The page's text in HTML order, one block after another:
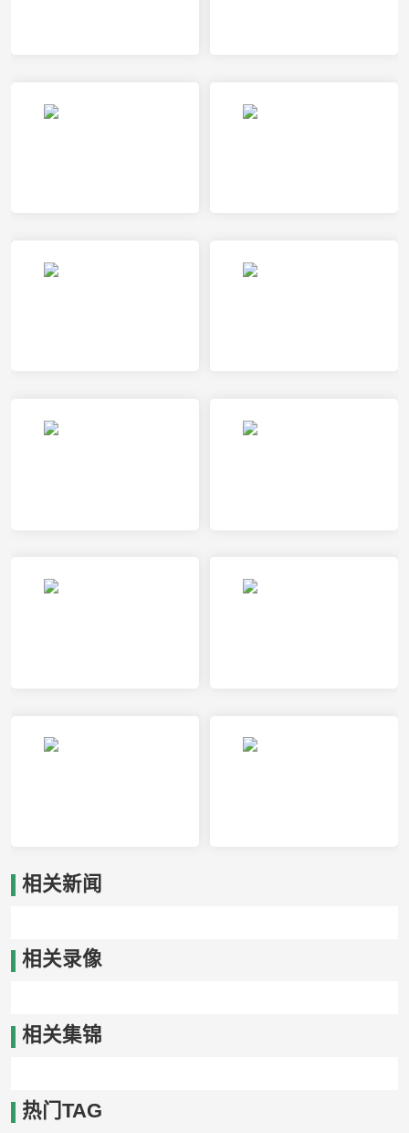
相关新闻
相关录像
相关集锦
热门TAG